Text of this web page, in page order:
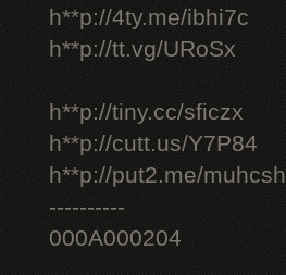
h**p://4ty.me/ibhi7c
h**p://tt.vg/URoSx
h**p://tiny.cc/sficzx
h**p://cutt.us/Y7P84
h**p://put2.me/muhcsh
----------
000A000204